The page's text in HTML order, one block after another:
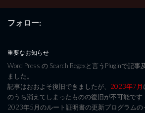
フォロー:
重要なお知らせ
Word Press の Search Regexと言うPluginで記
ました。
記事はおおよそ復旧できましたが、 2023年7月
のうち消えてしまったものの復旧が不可能です
2023年5月のルート証明書の更新プログラムの